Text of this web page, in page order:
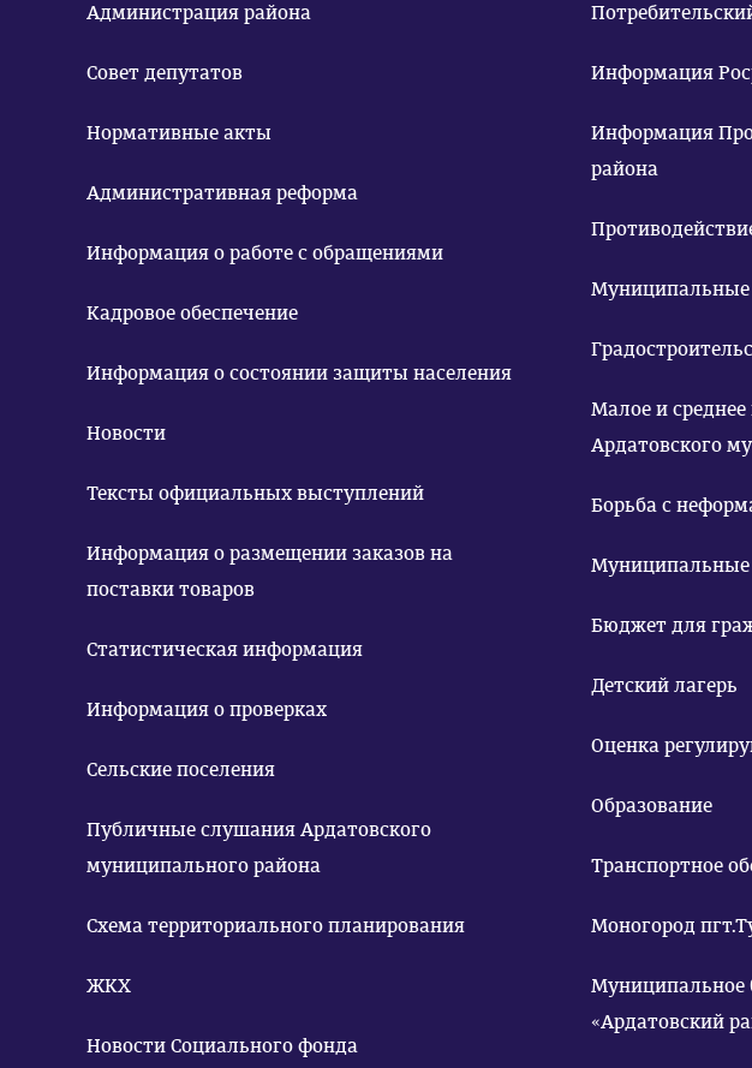
Администрация района
Совет депутатов
Нормативные акты
Административная реформа
Информация о работе с обращениями
Кадровое обеспечение
Информация о состоянии защиты населения
Новости
Тексты официальных выступлений
Информация о размещении заказов на
поставки товаров
Статистическая информация
Информация о проверках
Сельские поселения
Публичные слушания Ардатовского
муниципального района
Схема территориального планирования
ЖКХ
Новости Социального фонда
Информация
Информация
района
Малое и
Ардатовского
Борьба с
Муниципальные
Бюджет для
Детский лагерь
Оценка
Образование
Транспортное
Моногород
Муниципальное